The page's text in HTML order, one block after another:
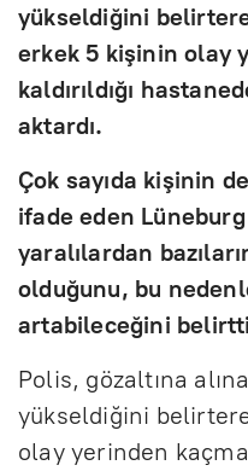
yükseldiğini
erkek 5 kişinin olay
kaldırıldığı
aktardı.
Çok sayıda kişinin
ifade eden
yaralılardan
olduğunu, bu
artabileceğini
Polis, gözaltına
yükseldiğini
olay yerinden